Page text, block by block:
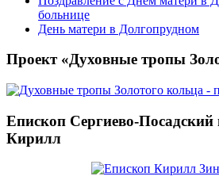
больнице
День матери в Долгопрудном
Проект «Духовные тропы
Епископ Сергиево-
Кирилл